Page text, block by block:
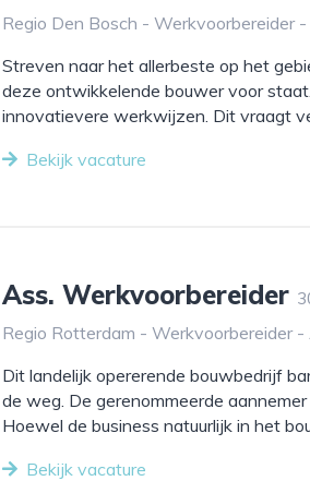
Regio Den Bosch -
Streven naar het allerbeste op het
deze ontwikkelende bouwer voor
innovatievere werkwijzen. Dit vraagt
Bekijk vacature
Ass. Werkvoorbereider
Regio Rotterdam - Werkvoorbereider
Dit landelijk opererende bouwbedrijf
de weg. De gerenommeerde
Hoewel de business natuurlijk in het
Bekijk vacature